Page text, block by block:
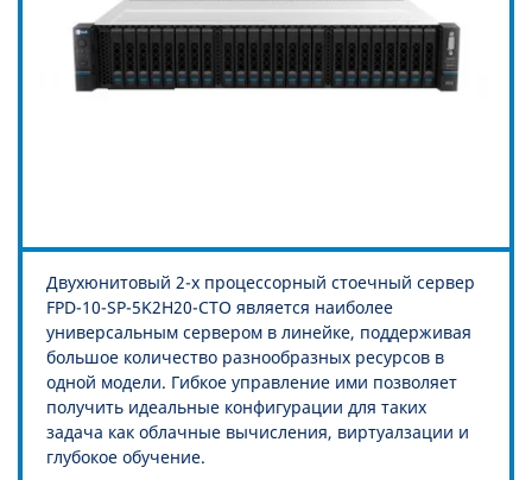
Двухюнитовый 2-х процессорный стоечный сервер
FPD-10-SP-5K2H20-CTO является наиболее
универсальным сервером в линейке, поддерживая
большое количество разнообразных ресурсов в
одной модели. Гибкое управление ими позволяет
получить идеальные конфигурации для таких
задача как облачные вычисления, виртуалзации и
глубокое обучение.